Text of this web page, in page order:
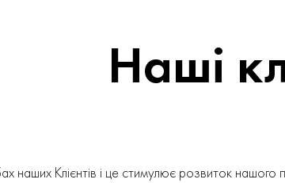
Наші
Клієнтів і це стимулює розвиток нашого